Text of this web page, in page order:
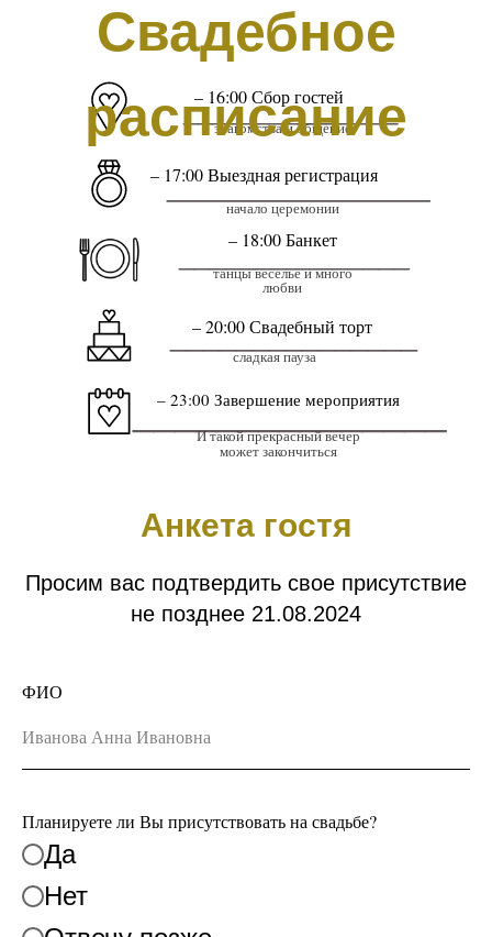
_______________
_______________
_______________
_______________
_______________
знакомства и общение
танцы веселье и много
любви
начало церемонии
– 16:00 Сбор гостей
– 17:00 Выездная регистрация
– 18:00 Банкет
Свадебное
расписание
И такой прекрасный вечер
может закончиться
сладкая пауза
– 20:00 Свадебный торт
– 23:00 Завершение мероприятия
Анкета гостя
Просим вас подтвердить свое присутствие
не позднее 21.08.2024
ФИО
Планируете ли Вы присутствовать на свадьбе?
Да
Нет